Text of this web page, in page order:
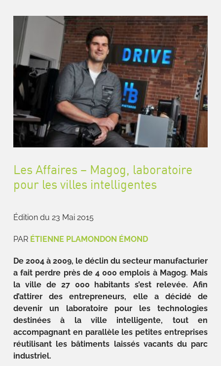
Les Affaires – Magog, laboratoire
pour les villes intelligentes
Édition du 23 Mai 2015
PAR ÉTIENNE PLAMONDON ÉMOND
De 2004 à 2009, le déclin du secteur manufacturier
a fait perdre près de 4 000 emplois à Magog. Mais
la ville de 27 000 habitants s’est relevée. Afin
d’attirer des entrepreneurs, elle a décidé de
devenir un laboratoire pour les technologies
destinées à la ville intelligente, tout en
accompagnant en parallèle les petites entreprises
réutilisant les bâtiments laissés vacants du parc
industriel.